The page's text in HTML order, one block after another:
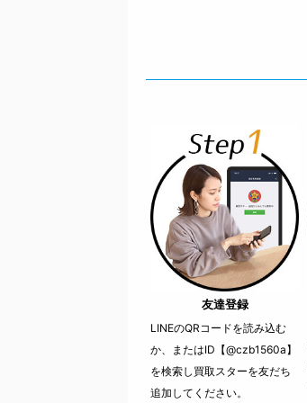
友達登録
LINEのQRコードを読み込む
か、またはID【@czb1560a】
を検索し買取スターを友だち
追加してください。